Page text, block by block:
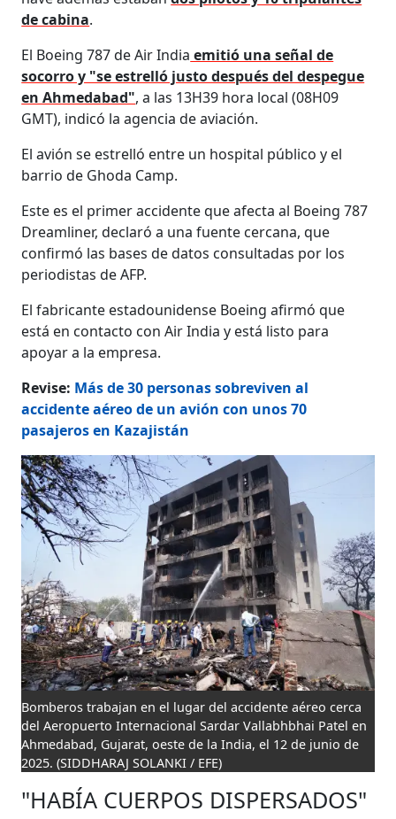
de cabina.
El Boeing 787 de Air India emitió una señal de
socorro y "se estrelló justo después del despegue
en Ahmedabad", a las 13H39 hora local (08H09
GMT), indicó la agencia de aviación.
El avión se estrelló entre un hospital público y el
barrio de Ghoda Camp.
Este es el primer accidente que afecta al Boeing 787
Dreamliner, declaró a una fuente cercana, que
confirmó las bases de datos consultadas por los
periodistas de AFP.
El fabricante estadounidense Boeing afirmó que
está en contacto con Air India y está listo para
apoyar a la empresa.
Revise: Más de 30 personas sobreviven al
accidente aéreo de un avión con unos 70
pasajeros en Kazajistán
Bomberos trabajan en el lugar del accidente aéreo cerca
del Aeropuerto Internacional Sardar Vallabhbhai Patel en
Ahmedabad, Gujarat, oeste de la India, el 12 de junio de
2025. (SIDDHARAJ SOLANKI / EFE)
"HABÍA CUERPOS DISPERSADOS"